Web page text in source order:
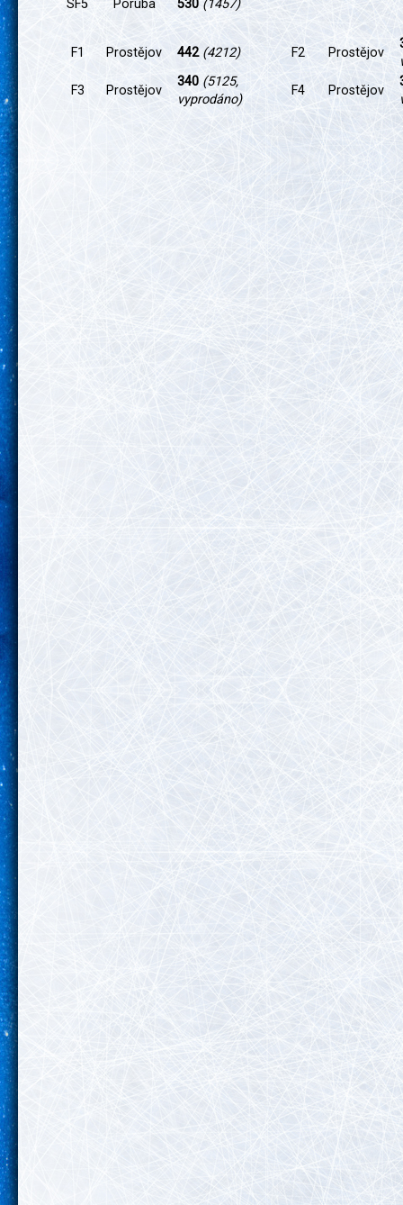
SF5
Poruba 530 (1457)
F1 Prostějov 442 (4212) F2 Prostějov
F3
Prostějov
340 (5125,
vyprodáno)
F4 Prostějov